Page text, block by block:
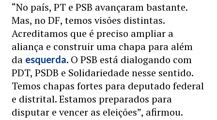
“No país, PT e PSB avançaram bastante.
Mas, no DF, temos visões distintas.
Acreditamos que é preciso ampliar a
aliança e construir uma chapa para além
da esquerda. O PSB está dialogando com
PDT, PSDB e Solidariedade nesse sentido.
Temos chapas fortes para deputado federal
e distrital. Estamos preparados para
disputar e vencer as eleições”, afirmou.